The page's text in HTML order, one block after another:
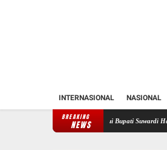
INTERNASIONAL NASIONAL
BREAKING
NEWS
Soppeng Temui Bupati Suwardi Haseng